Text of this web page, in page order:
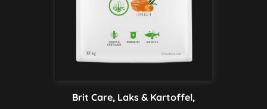
Brit Care, Laks & Kartoffel,